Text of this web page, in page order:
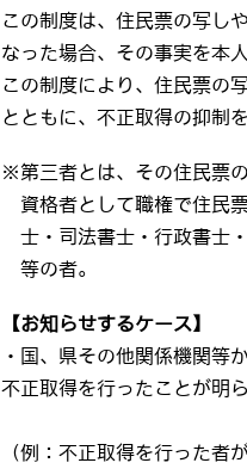
この制度は、住民票の写し
なった場合、その事実を本
この制度により、住民票の
とともに、不正取得の抑制
※第三者とは、その住民票
資格者として職権で住民
士・司法書士・行政書士
等の者。
【お知らせするケース】
・国、県その他関係機関等
不正取得を行ったことが明
（例：不正取得を行った者